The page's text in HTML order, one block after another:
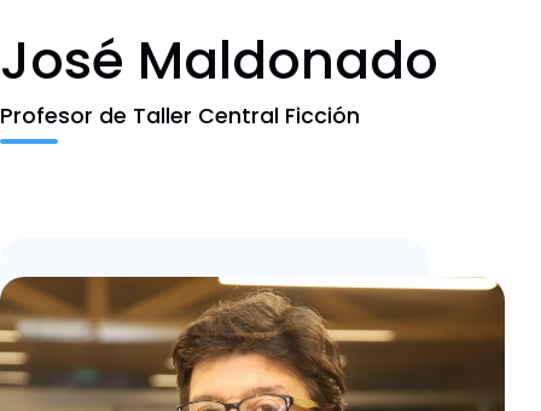
Audiovisiona IEA
Noticias
Misión y visión
Contacto
José Maldonado
Profesor de Taller Central Ficción